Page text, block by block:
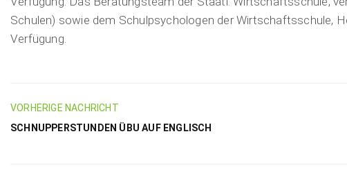
Schulen) sowie dem Schulpsychologen der Wirtschaftsschule,
Verfügung.
VORHERIGE NACHRICHT
SCHNUPPERSTUNDEN ÜBU AUF ENGLISCH